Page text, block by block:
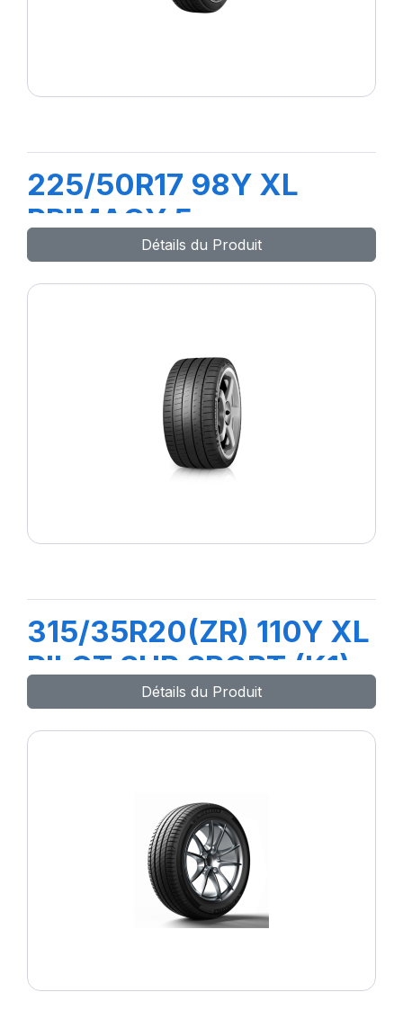
225/50R17 98Y XL
PRIMACY 5
Détails du Produit
315/35R20(ZR) 110Y XL
PILOT SUP SPORT (K1)
Détails du Produit